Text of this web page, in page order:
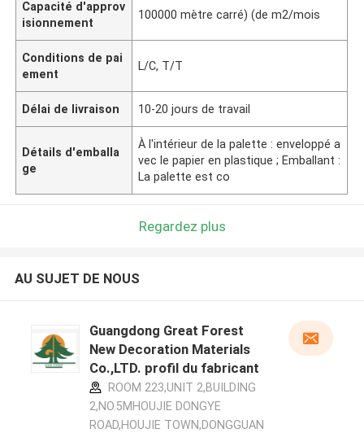
Capacité d'approv
isionnement
100000 mètre carré) (de m2/mois
Conditions de pai
ement
L/C, T/T
Délai de livraison 10-20 jours de travail
Détails d'emballa
ge
À l'intérieur de la palette : enveloppé a
vec le papier en plastique ; Emballant :
La palette est co
Regardez plus
AU SUJET DE NOUS
Guangdong Great Forest
New Decoration Materials
Co.,LTD. profil du fabricant
ROOM 223,UNIT 2,BUILDING
2,NO.5MHOUJIE DONGYE
ROAD,HOUJIE TOWN,DONGGUAN